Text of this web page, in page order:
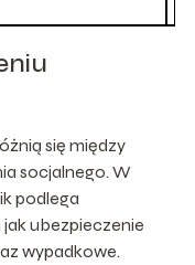
się między
socjalnego. W
podlega
ubezpieczenie
wypadkowe.